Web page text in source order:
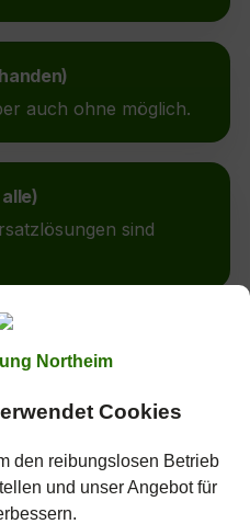
auch ohne möglich.
sind
ist – wir sagen dir
Northeim
Cookies
den reibungslosen Betrieb
und unser Angebot für